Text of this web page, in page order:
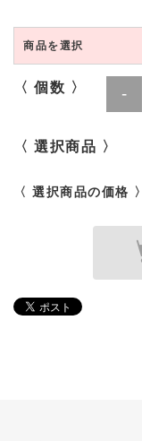
商品を選択
〈 個数 〉
〈 選択商品 〉
〈 選択商品の価格 〉